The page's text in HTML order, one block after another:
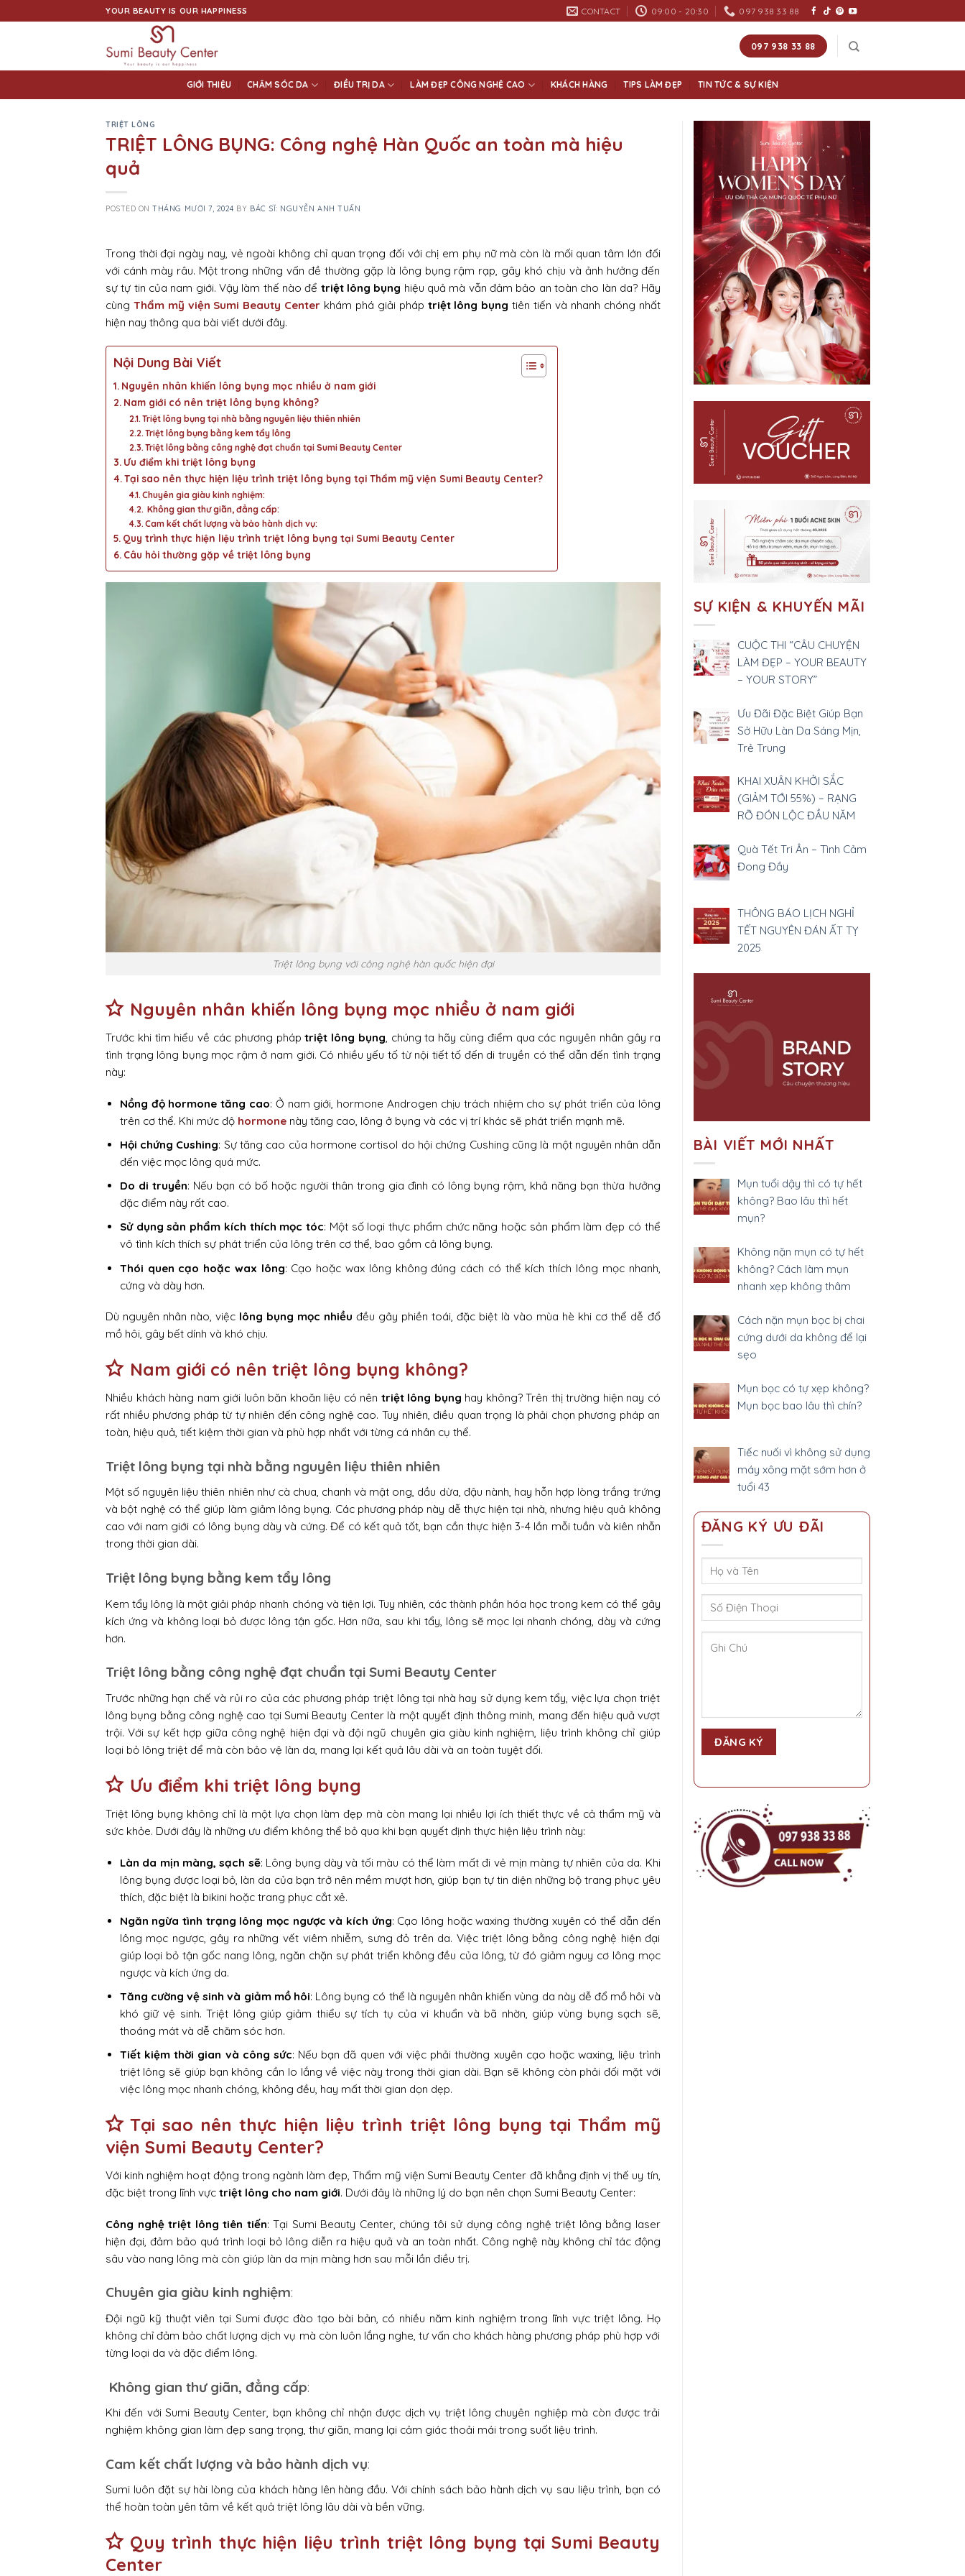
to
YOUR BEAUTY IS OUR HAPPINESS CONTACT 09:00 - 20:30 097 938 33 88
097 938 33 88
GIỚI THIỆU CHĂM SÓC DA ĐIỀU TRỊ DA LÀM ĐẸP CÔNG NGHỆ CAO KHÁCH HÀNG TIPS LÀM ĐẸP TIN TỨC & SỰ KIỆN
TRIỆT LÔNG
TRIỆT LÔNG BỤNG: Công nghệ Hàn Quốc an toàn mà hiệu
quả
POSTED ONTHÁNG MƯỜI 7, 2024 BY BÁC SĨ: NGUYỄN ANH TUẤN
Trong thời đại ngày nay, vẻ ngoài không chỉ quan trọng đối với chị em phụ nữ mà còn là mối quan tâm lớn đối
với cánh mày râu. Một trong những vấn đề thường gặp là lông bụng rậm rạp, gây khó chịu và ảnh hưởng đến
sự tự tin của nam giới. Vậy làm thế nào để triệt lông bụng hiệu quả mà vẫn đảm bảo an toàn cho làn da? Hãy
cùng Thẩm mỹ viện Sumi Beauty Center khám phá giải pháp triệt lông bụng tiên tiến và nhanh chóng nhất
hiện nay thông qua bài viết dưới đây.
Nội Dung Bài Viết
Nguyên nhân khiến lông bụng mọc nhiều ở nam giới
Nam giới có nên triệt lông bụng không?
Triệt lông bụng tại nhà bằng nguyên liệu thiên nhiên
Triệt lông bụng bằng kem tẩy lông
Triệt lông bằng công nghệ đạt chuẩn tại Sumi Beauty Center
Ưu điểm khi triệt lông bụng
Tại sao nên thực hiện liệu trình triệt lông bụng tại Thẩm mỹ viện Sumi Beauty Center?
Chuyên gia giàu kinh nghiệm:
Không gian thư giãn, đẳng cấp:
Cam kết chất lượng và bảo hành dịch vụ:
Quy trình thực hiện liệu trình triệt lông bụng tại Sumi Beauty Center
Câu hỏi thường gặp về triệt lông bụng
Triệt lông bụng với công nghệ hàn quốc hiện đại
Nguyên nhân khiến lông bụng mọc nhiều ở nam giới
Trước khi tìm hiểu về các phương pháptriệt lông bụng, chúng ta hãy cùng điểm qua các nguyên nhân gây ra
tình trạng lông bụng mọc rậm ở nam giới. Có nhiều yếu tố từ nội tiết tố đến di truyền có thể dẫn đến tình trạng
này:
Nồng độ hormone tăng cao: Ở nam giới, hormone Androgen chịu trách nhiệm cho sự phát triển của lông
trên cơ thể. Khi mức độ hormonenày tăng cao, lông ở bụng và các vị trí khác sẽ phát triển mạnh mẽ.
Hội chứng Cushing: Sự tăng cao của hormone cortisol do hội chứng Cushing cũng là một nguyên nhân dẫn
đến việc mọc lông quá mức.
Do di truyền: Nếu bạn có bố hoặc người thân trong gia đình có lông bụng rậm, khả năng bạn thừa hưởng
đặc điểm này rất cao.
Sử dụng sản phẩm kích thích mọc tóc: Một số loại thực phẩm chức năng hoặc sản phẩm làm đẹp có thể
vô tình kích thích sự phát triển của lông trên cơ thể, bao gồm cả lông bụng.
Thói quen cạo hoặc wax lông: Cạo hoặc wax lông không đúng cách có thể kích thích lông mọc nhanh,
cứng và dày hơn.
Dù nguyên nhân nào, việc lông bụng mọc nhiều đều gây phiền toái, đặc biệt là vào mùa hè khi cơ thể dễ đổ
mồ hôi, gây bết dính và khó chịu.
Nam giới có nên triệt lông bụng không?
Nhiều khách hàng nam giới luôn băn khoăn liệu có nên triệt lông bụng hay không? Trên thị trường hiện nay có
rất nhiều phương pháp từ tự nhiên đến công nghệ cao. Tuy nhiên, điều quan trọng là phải chọn phương pháp an
toàn, hiệu quả, tiết kiệm thời gian và phù hợp nhất với từng cá nhân cụ thể.
Triệt lông bụng tại nhà bằng nguyên liệu thiên nhiên
Một số nguyên liệu thiên nhiên như cà chua, chanh và mật ong, dầu dừa, đậu nành, hay hỗn hợp lòng trắng trứng
và bột nghệ có thể giúp làm giảm lông bụng. Các phương pháp này dễ thực hiện tại nhà, nhưng hiệu quả không
cao với nam giới có lông bụng dày và cứng. Để có kết quả tốt, bạn cần thực hiện 3-4 lần mỗi tuần và kiên nhẫn
trong thời gian dài.
Triệt lông bụng bằng kem tẩy lông
Kem tẩy lông là một giải pháp nhanh chóng và tiện lợi. Tuy nhiên, các thành phần hóa học trong kem có thể gây
kích ứng và không loại bỏ được lông tận gốc. Hơn nữa, sau khi tẩy, lông sẽ mọc lại nhanh chóng, dày và cứng
hơn.
Triệt lông bằng công nghệ đạt chuẩn tại Sumi Beauty Center
Trước những hạn chế và rủi ro của các phương pháp triệt lông tại nhà hay sử dụng kem tẩy, việc lựa chọn triệt
lông bụng bằng công nghệ cao tại Sumi Beauty Center là một quyết định thông minh, mang đến hiệu quả vượt
trội. Với sự kết hợp giữa công nghệ hiện đại và đội ngũ chuyên gia giàu kinh nghiệm, liệu trình không chỉ giúp
loại bỏ lông triệt để mà còn bảo vệ làn da, mang lại kết quả lâu dài và an toàn tuyệt đối.
Ưu điểm khi triệt lông bụng
Triệt lông bụng không chỉ là một lựa chọn làm đẹp mà còn mang lại nhiều lợi ích thiết thực về cả thẩm mỹ và
sức khỏe. Dưới đây là những ưu điểm không thể bỏ qua khi bạn quyết định thực hiện liệu trình này:
Làn da mịn màng, sạch sẽ: Lông bụng dày và tối màu có thể làm mất đi vẻ mịn màng tự nhiên của da. Khi
lông bụng được loại bỏ, làn da của bạn trở nên mềm mượt hơn, giúp bạn tự tin diện những bộ trang phục yêu
thích, đặc biệt là bikini hoặc trang phục cắt xẻ.
Ngăn ngừa tình trạng lông mọc ngược và kích ứng: Cạo lông hoặc waxing thường xuyên có thể dẫn đến
lông mọc ngược, gây ra những vết viêm nhiễm, sưng đỏ trên da. Việc triệt lông bằng công nghệ hiện đại
giúp loại bỏ tận gốc nang lông, ngăn chặn sự phát triển không đều của lông, từ đó giảm nguy cơ lông mọc
ngược và kích ứng da.
Tăng cường vệ sinh và giảm mồ hôi: Lông bụng có thể là nguyên nhân khiến vùng da này dễ đổ mồ hôi và
khó giữ vệ sinh. Triệt lông giúp giảm thiểu sự tích tụ của vi khuẩn và bã nhờn, giúp vùng bụng sạch sẽ,
thoáng mát và dễ chăm sóc hơn.
Tiết kiệm thời gian và công sức: Nếu bạn đã quen với việc phải thường xuyên cạo hoặc waxing, liệu trình
triệt lông sẽ giúp bạn không cần lo lắng về việc này trong thời gian dài. Bạn sẽ không còn phải đối mặt với
việc lông mọc nhanh chóng, không đều, hay mất thời gian dọn dẹp.
Tại sao nên thực hiện liệu trình triệt lông bụng tại Thẩm mỹ
viện Sumi Beauty Center?
Với kinh nghiệm hoạt động trong ngành làm đẹp, Thẩm mỹ viện Sumi Beauty Center đã khẳng định vị thế uy tín,
đặc biệt trong lĩnh vực triệt lông cho nam giới. Dưới đây là những lý do bạn nên chọn Sumi Beauty Center:
Công nghệ triệt lông tiên tiến: Tại Sumi Beauty Center, chúng tôi sử dụng công nghệ triệt lông bằng laser
hiện đại, đảm bảo quá trình loại bỏ lông diễn ra hiệu quả và an toàn nhất. Công nghệ này không chỉ tác động
sâu vào nang lông mà còn giúp làn da mịn màng hơn sau mỗi lần điều trị.
Chuyên gia giàu kinh nghiệm:
Đội ngũ kỹ thuật viên tại Sumi được đào tạo bài bản, có nhiều năm kinh nghiệm trong lĩnh vực triệt lông. Họ
không chỉ đảm bảo chất lượng dịch vụ mà còn luôn lắng nghe, tư vấn cho khách hàng phương pháp phù hợp với
từng loại da và đặc điểm lông.
Không gian thư giãn, đẳng cấp:
Khi đến với Sumi Beauty Center, bạn không chỉ nhận được dịch vụ triệt lông chuyên nghiệp mà còn được trải
nghiệm không gian làm đẹp sang trọng, thư giãn, mang lại cảm giác thoải mái trong suốt liệu trình.
Cam kết chất lượng và bảo hành dịch vụ:
Sumi luôn đặt sự hài lòng của khách hàng lên hàng đầu. Với chính sách bảo hành dịch vụ sau liệu trình, bạn có
thể hoàn toàn yên tâm về kết quả triệt lông lâu dài và bền vững.
Quy trình thực hiện liệu trình triệt lông bụng tại Sumi Beauty
Center
SỰ KIỆN & KHUYẾN MÃI
CUỘC THI “CÂU CHUYỆN
LÀM ĐẸP – YOUR BEAUTY
– YOUR STORY”
Ưu Đãi Đặc Biệt Giúp Bạn
Sở Hữu Làn Da Sáng Mịn,
Trẻ Trung
KHAI XUÂN KHỞI SẮC
(GIẢM TỚI 55%) – RẠNG
RỠ ĐÓN LỘC ĐẦU NĂM
Quà Tết Tri Ân – Tình Cảm
Đong Đầy
THÔNG BÁO LỊCH NGHỈ
TẾT NGUYÊN ĐÁN ẤT TỴ
2025
BÀI VIẾT MỚI NHẤT
Mụn tuổi dậy thì có tự hết
không? Bao lâu thì hết
mụn?
Không nặn mụn có tự hết
không? Cách làm mụn
nhanh xẹp không thâm
Cách nặn mụn bọc bị chai
cứng dưới da không để lại
sẹo
Mụn bọc có tự xẹp không?
Mụn bọc bao lâu thì chín?
Tiếc nuối vì không sử dụng
máy xông mặt sớm hơn ở
tuổi 43
ĐĂNG KÝ ƯU ĐÃI